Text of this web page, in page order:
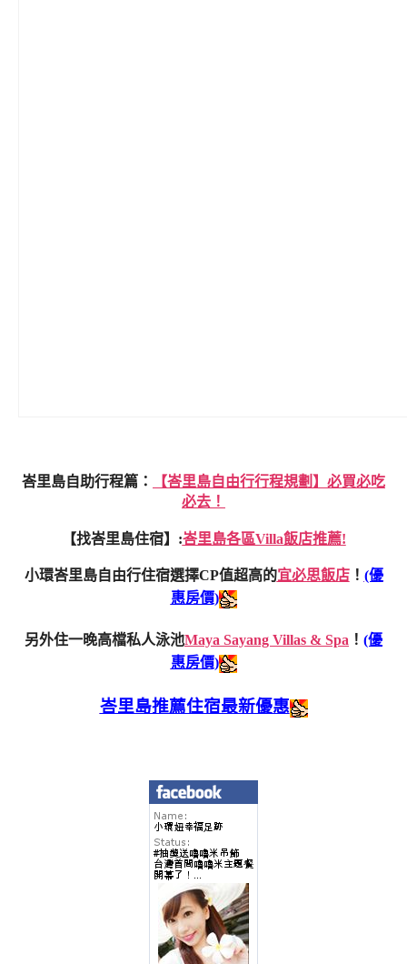
峇里島自助行程篇：
【峇里島自由行行程規劃】必買必吃
必去！
【找峇里島住宿】:峇里島各區Villa飯店推薦!
小環峇里島自由行住宿選擇CP值超高的宜必思飯店！ (優
惠房價)
另外住一晚高檔私人泳池Maya Sayang Villas & Spa ！ (優
惠房價)
峇里島推薦住宿最新優惠